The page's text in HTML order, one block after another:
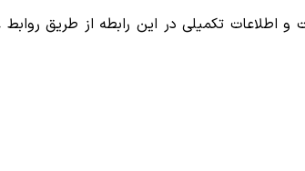
اطلاعات تکمیلی در این رابطه از طریق